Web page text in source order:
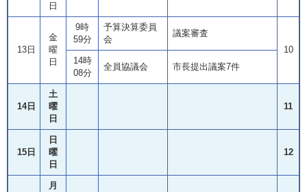
日
13日
金
曜
日
9時
59分
予算決算委員
会
議案審査
10
14時
08分
全員協議会 市長提出議案7件
14日
土
曜
日
11
15日
日
曜
日
12
月